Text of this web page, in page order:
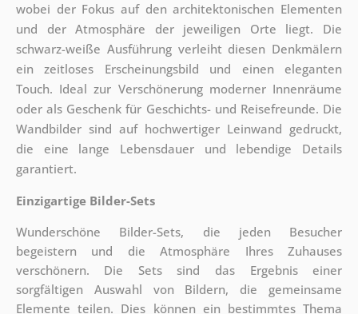
wobei der Fokus auf den architektonischen Elementen
und der Atmosphäre der jeweiligen Orte liegt. Die
schwarz-weiße Ausführung verleiht diesen Denkmälern
ein zeitloses Erscheinungsbild und einen eleganten
Touch. Ideal zur Verschönerung moderner Innenräume
oder als Geschenk für Geschichts- und Reisefreunde. Die
Wandbilder sind auf hochwertiger Leinwand gedruckt,
die eine lange Lebensdauer und lebendige Details
garantiert.
Einzigartige Bilder-Sets
Wunderschöne Bilder-Sets, die jeden Besucher
begeistern und die Atmosphäre Ihres Zuhauses
verschönern. Die Sets sind das Ergebnis einer
sorgfältigen Auswahl von Bildern, die gemeinsame
Elemente teilen. Dies können ein bestimmtes Thema